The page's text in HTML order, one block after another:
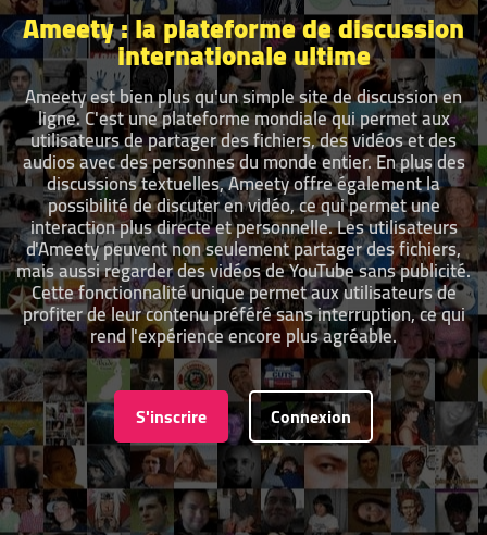
Ameety : la plateforme de discussion
internationale ultime
Ameety est bien plus qu'un simple site de discussion en
ligne. C'est une plateforme mondiale qui permet aux
utilisateurs de partager des fichiers, des vidéos et des
audios avec des personnes du monde entier. En plus des
discussions textuelles, Ameety offre également la
possibilité de discuter en vidéo, ce qui permet une
interaction plus directe et personnelle. Les utilisateurs
d'Ameety peuvent non seulement partager des fichiers,
mais aussi regarder des vidéos de YouTube sans publicité.
Cette fonctionnalité unique permet aux utilisateurs de
profiter de leur contenu préféré sans interruption, ce qui
rend l'expérience encore plus agréable.
S'inscrire Connexion